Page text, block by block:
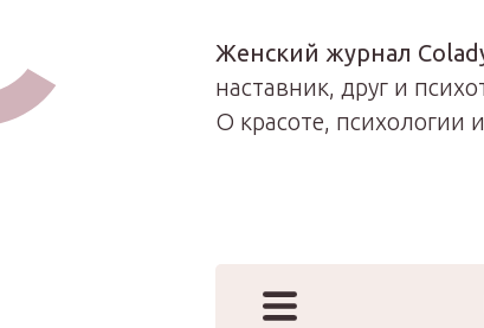
Женский журнал
наставник, друг и
О красоте, психологии